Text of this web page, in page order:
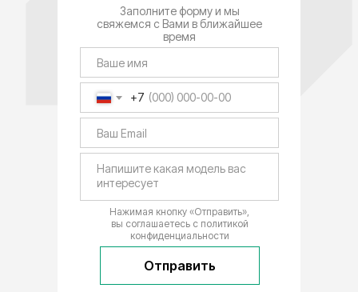
Заполните форму и мы
свяжемся с Вами в ближайшее
время
+7
Нажимая кнопку «Отправить»,
вы соглашаетесь с политикой
конфиденциальности
Отправить